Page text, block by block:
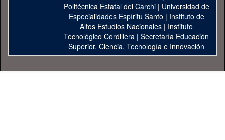
Politécnica Estatal del Carchi| Universidad de
Especialidades Espíritu Santo | Instituto de
Altos Estudios Nacionales | Instituto
Tecnológico Cordillera | Secretaría Educación
Superior, Ciencia, Tecnología e Innovación